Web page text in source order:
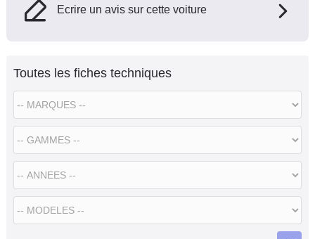
Ecrire un avis sur cette voiture
Toutes les fiches techniques